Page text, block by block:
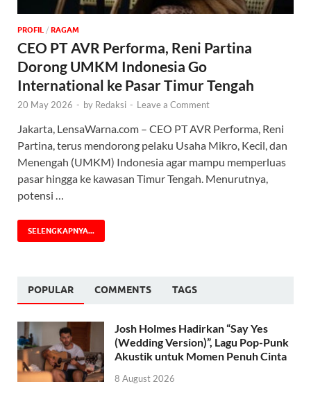
PROFIL / ‎RAGAM
CEO PT AVR Performa, Reni Partina
Dorong UMKM Indonesia Go
International ke Pasar Timur Tengah
20 May 2026 - by Redaksi - Leave a Comment
Jakarta, LensaWarna.com – CEO PT AVR Performa, Reni
Partina, terus mendorong pelaku Usaha Mikro, Kecil, dan
Menengah (UMKM) Indonesia agar mampu memperluas
pasar hingga ke kawasan Timur Tengah. Menurutnya,
potensi …
SELENGKAPNYA...
POPULAR COMMENTS TAGS
Josh Holmes Hadirkan “Say Yes
(Wedding Version)”, Lagu Pop-Punk
Akustik untuk Momen Penuh Cinta
8 August 2026